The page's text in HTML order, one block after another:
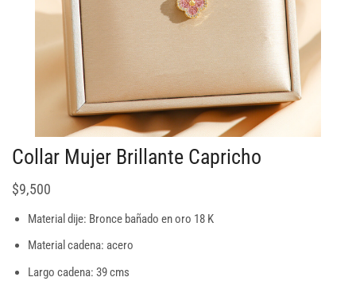
Collar Mujer Brillante Capricho
$9,500
Material dije: Bronce bañado en oro 18 K
Material cadena: acero
Largo cadena: 39 cms